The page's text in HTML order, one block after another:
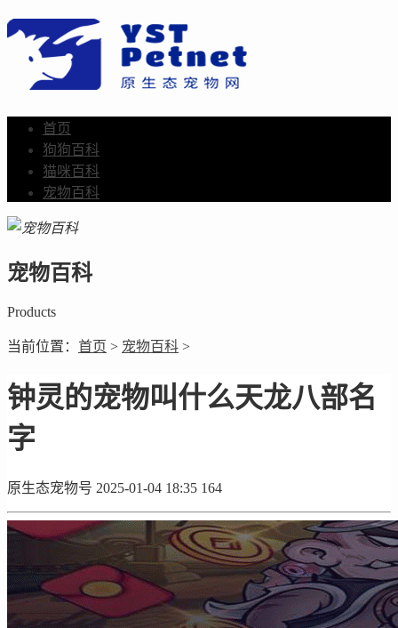
首页
狗狗百科
猫咪百科
宠物百科
宠物百科
Products
当前位置： 首页 > 宠物百科 >
钟灵的宠物叫什么天龙八部名
字
原生态宠物号 2025-01-04 18:35 164